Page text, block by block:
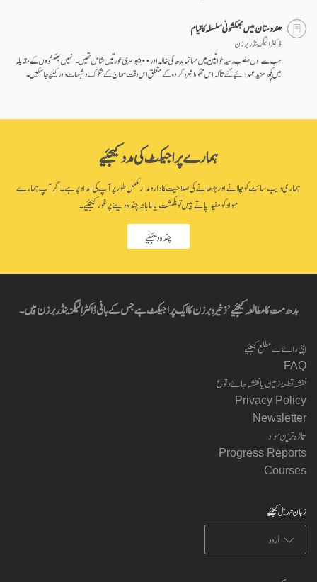
ھندوستان میں بھکشونی سلسلہ کا قیام
ڈاکٹر الیگزینڈر برزن
سب سے اول منصب رسید خواتین میں مہاتما بدھ کی خالہ اور ۵۰۰ بوسری عورتیں شامل تھیں۔ انہیں بھکشووں کے مقابلہ
میں کچھ مزید عہد دئیے گئے تا کہ اس مخلوط مجرد گروہ کے متعلق اس وقت سماج کے شکوک و شبہات دور کئیے جا سکیں۔
ہمارے پراجیکٹ کی مدد کیجئیے
ہماری ویب سائٹ کو چلانے اور بڑھانے کی صلاحیت کا دارومدار مکمل طور پر آپ کی امداد پر ہے۔ اگر آپ ہمارے
مواد کو مفید پاتے ہیں تو یکمشت یا ماہانہ چندہ دینے پر غور کیجئیے۔
چندہ دیجئیے
بدھ مت کا مطالعہ کیجئیے’ ذخیرہ برزن کا ایک پراجیکٹ ہے جس کے بانی ڈاکٹر الیگزینڈر برزن ہیں۔
اپنی راۓ سے مطلع کیجئیے
FAQ
نقشہ قطعۂ زمین یا نقشہ جاۓ وقوع
Privacy Policy
Newsletter
تازہ ترین مواد
Progress Reports
Courses
زبان تبدیل کیجئیے